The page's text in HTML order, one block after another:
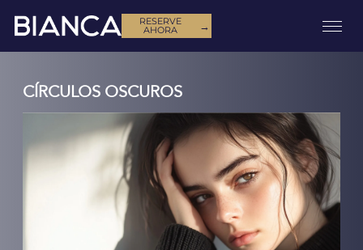
RESERVE
AHORA →
CÍRCULOS OSCUROS